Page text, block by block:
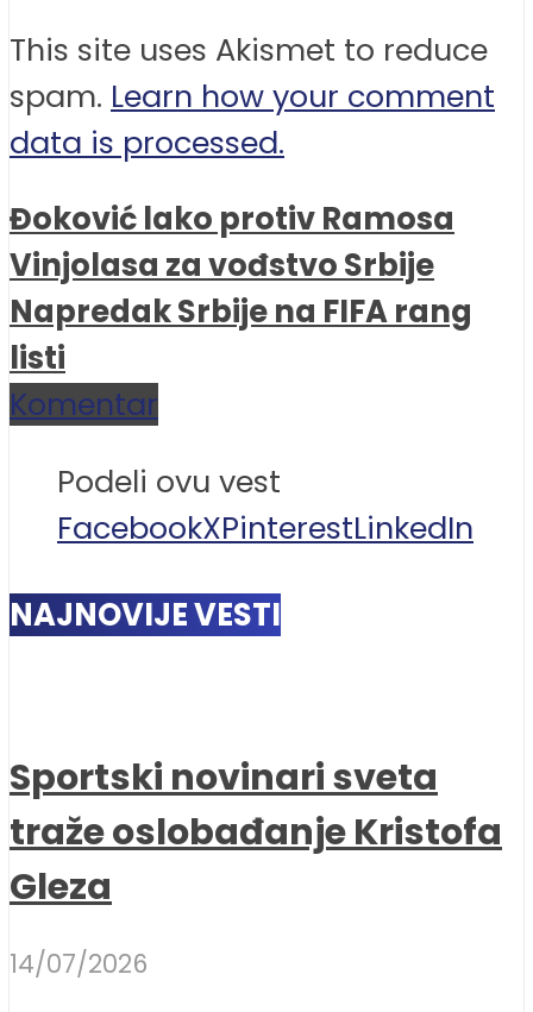
This site uses Akismet to reduce
spam. Learn how your comment
data is processed.
Đoković lako protiv Ramosa
Vinjolasa za vođstvo Srbije
Napredak Srbije na FIFA rang
listi
Komentar
Podeli ovu vest
FacebookXPinterestLinkedIn
NAJNOVIJE VESTI
Sportski novinari sveta
traže oslobađanje Kristofa
Gleza
14/07/2026